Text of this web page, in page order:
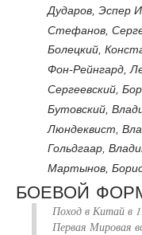
Дударов, Эспер
Стефанов,
Болецкий,
Фон-Рейнгард,
Сергеевский,
Бутовский,
Люндеквист,
Гольдгаар,
Мартынов,
БОЕВОЙ
Поход в Китай в
Первая Мировая